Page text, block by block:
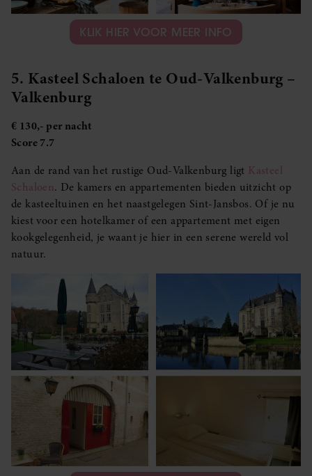
KLIK HIER VOOR MEER INFO
5. Kasteel Schaloen te Oud-Valkenburg –
Valkenburg
€ 130,- per nacht
Score 7.7
Aan de rand van het rustige Oud-Valkenburg ligt Kasteel
Schaloen. De kamers en appartementen bieden uitzicht op
de kasteeltuinen en het naastgelegen Sint-Jansbos. Of je nu
kiest voor een hotelkamer of een appartement met eigen
kookgelegenheid, je waant je hier in een serene wereld vol
natuur.